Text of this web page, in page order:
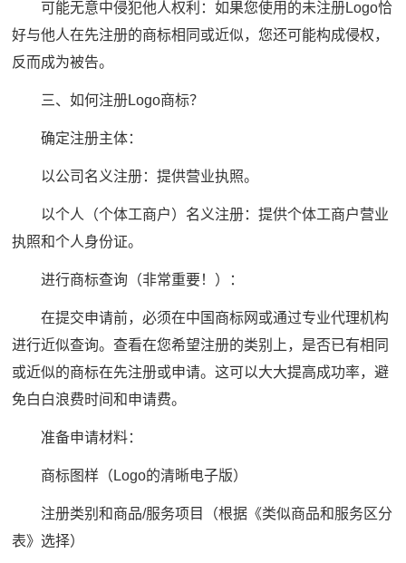
可能无意中侵犯他人权利：如果您使用的未注册Logo恰
好与他人在先注册的商标相同或近似，您还可能构成侵权，
反而成为被告。
三、如何注册Logo商标？
确定注册主体：
以公司名义注册：提供营业执照。
以个人（个体工商户）名义注册：提供个体工商户营业
执照和个人身份证。
进行商标查询（非常重要！）：
在提交申请前，必须在中国商标网或通过专业代理机构
进行近似查询。查看在您希望注册的类别上，是否已有相同
或近似的商标在先注册或申请。这可以大大提高成功率，避
免白白浪费时间和申请费。
准备申请材料：
商标图样（Logo的清晰电子版）
注册类别和商品/服务项目（根据《类似商品和服务区分
表》选择）